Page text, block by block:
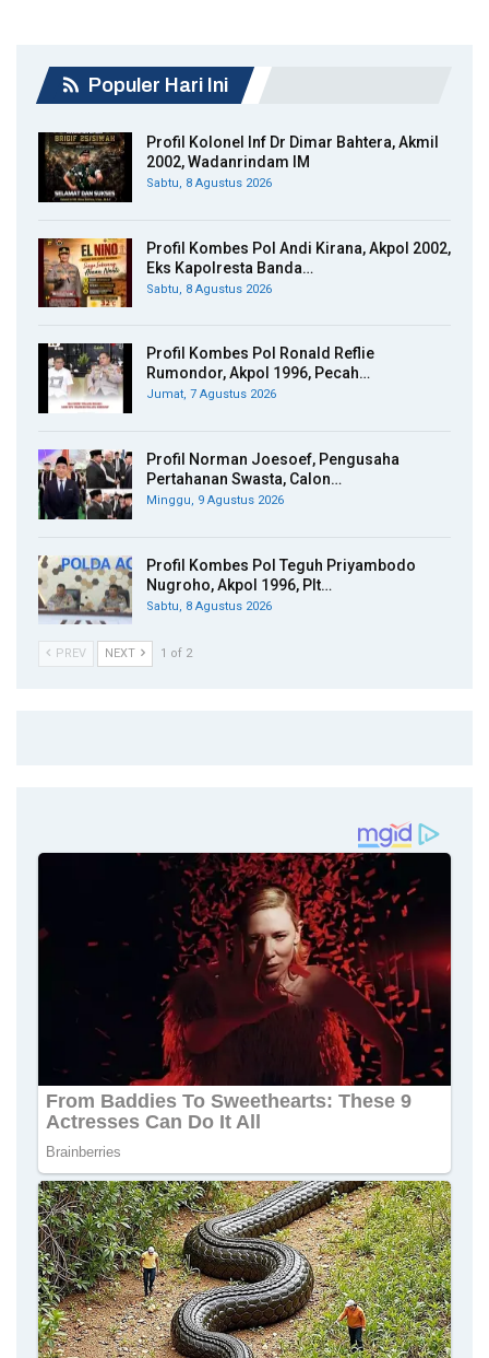
Populer Hari Ini
Profil Kolonel Inf Dr Dimar Bahtera, Akmil
2002, Wadanrindam IM
Sabtu, 8 Agustus 2026
Profil Kombes Pol Andi Kirana, Akpol 2002,
Eks Kapolresta Banda…
Sabtu, 8 Agustus 2026
Profil Kombes Pol Ronald Reflie
Rumondor, Akpol 1996, Pecah…
Jumat, 7 Agustus 2026
Profil Norman Joesoef, Pengusaha
Pertahanan Swasta, Calon…
Minggu, 9 Agustus 2026
Profil Kombes Pol Teguh Priyambodo
Nugroho, Akpol 1996, Plt…
Sabtu, 8 Agustus 2026
PREV NEXT 1 of 2